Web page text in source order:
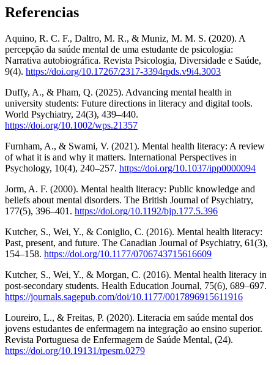
Referencias
Aquino, R. C. F., Daltro, M. R., & Muniz, M. M. S. (2020). A
percepção da saúde mental de uma estudante de psicologia:
Narrativa autobiográfica. Revista Psicologia, Diversidade e Saúde,
9(4). https://doi.org/10.17267/2317-3394rpds.v9i4.3003
Duffy, A., & Pham, Q. (2025). Advancing mental health in
university students: Future directions in literacy and digital tools.
World Psychiatry, 24(3), 439–440.
https://doi.org/10.1002/wps.21357
Furnham, A., & Swami, V. (2021). Mental health literacy: A review
of what it is and why it matters. International Perspectives in
Psychology, 10(4), 240–257. https://doi.org/10.1037/ipp0000094
Jorm, A. F. (2000). Mental health literacy: Public knowledge and
beliefs about mental disorders. The British Journal of Psychiatry,
177(5), 396–401. https://doi.org/10.1192/bjp.177.5.396
Kutcher, S., Wei, Y., & Coniglio, C. (2016). Mental health literacy:
Past, present, and future. The Canadian Journal of Psychiatry, 61(3),
154–158. https://doi.org/10.1177/0706743715616609
Kutcher, S., Wei, Y., & Morgan, C. (2016). Mental health literacy in
post-secondary students. Health Education Journal, 75(6), 689–697.
https://journals.sagepub.com/doi/10.1177/0017896915611916
Loureiro, L., & Freitas, P. (2020). Literacia em saúde mental dos
jovens estudantes de enfermagem na integração ao ensino superior.
Revista Portuguesa de Enfermagem de Saúde Mental, (24).
https://doi.org/10.19131/rpesm.0279